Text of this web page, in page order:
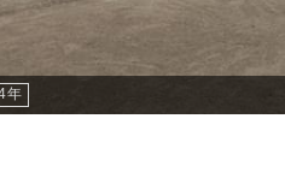
年